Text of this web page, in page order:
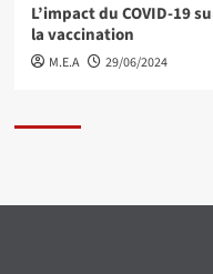
L’impact du COVID-19
la vaccination
M.E.A 29/06/2024